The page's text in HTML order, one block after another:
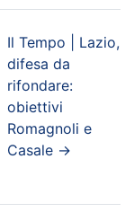
Il Tempo | Lazio,
difesa da
rifondare:
obiettivi
Romagnoli e
Casale→